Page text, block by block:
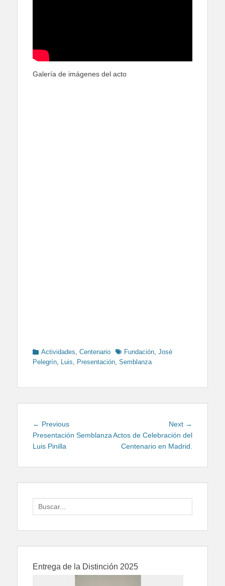
Galería de imágenes del acto
Categories
Actividades, Centenario TagsFundación, José
Pelegrín, Luis, Presentación, Semblanza
Navegación
de
entradas
← PreviousPrevious
post:
Presentación Semblanza
Luis Pinilla
Next →
post:
Actos de Celebración del
Centenario en Madrid.
Search
for:
Entrega de la Distinción 2025